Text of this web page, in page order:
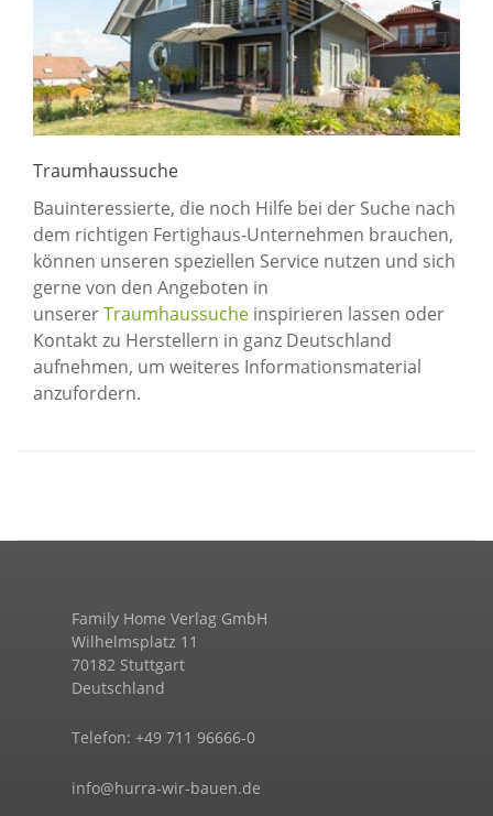
Traumhaussuche
Bauinteressierte, die noch Hilfe bei der Suche nach
dem richtigen Fertighaus-Unternehmen brauchen,
können unseren speziellen Service nutzen und sich
gerne von den Angeboten in
unsererTraumhaussuche inspirieren lassen oder
Kontakt zu Herstellern in ganz Deutschland
aufnehmen, um weiteres Informationsmaterial
anzufordern.
Family Home Verlag GmbH
Wilhelmsplatz 11
70182 Stuttgart
Deutschland
Telefon: +49 711 96666-0
info@hurra-wir-bauen.de